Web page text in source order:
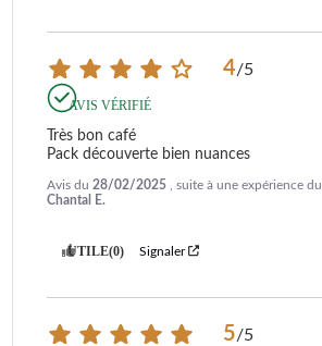
4/5
AVIS VÉRIFIÉ
Très bon café
Pack découverte bien nuances
Avis du 28/02/2025 , suite à une expérience du
Chantal E.
UTILE(0) Signaler
5/5